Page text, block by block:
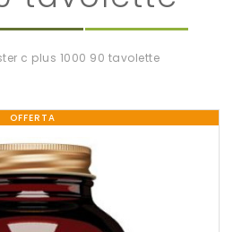
c plus 1000 90 tavolette
OFFERTA